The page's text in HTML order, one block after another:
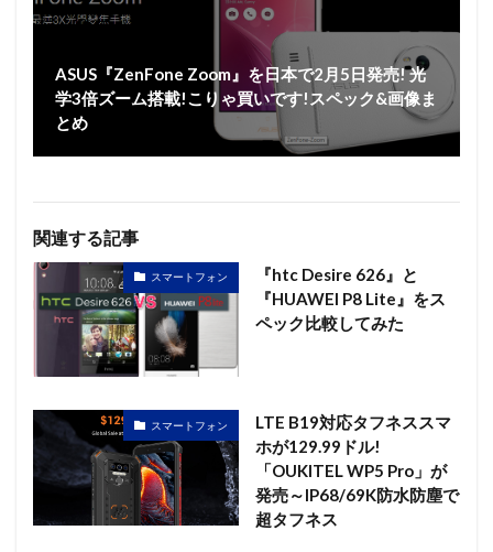
ASUS『ZenFone Zoom』を日本で2月5日発売! 光
学3倍ズーム搭載!こりゃ買いです!スペック&画像ま
とめ
関連する記事
スマートフォン
『htc Desire 626』と
『HUAWEI P8 Lite』をス
ペック比較してみた
スマートフォン
LTE B19対応タフネススマ
ホが129.99ドル!
「OUKITEL WP5 Pro」が
発売～IP68/69K防水防塵で
超タフネス